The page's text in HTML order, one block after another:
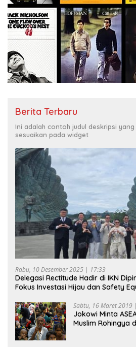
Berita Terbaru
Ini adalah contoh judul deskripsi
sesuaikan pada widget
Rabu, 10 Desember 2025 | 17:33
Delegasi Rectitude Hadir di IKN
Fokus Investasi Hijau dan Safety
Sabtu, 16 Maret 2019
Jokowi Minta
Muslim Rohingya